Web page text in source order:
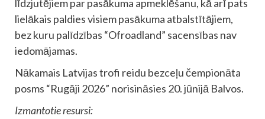
līdzjutējiem par pasākuma apmeklēšanu, kā arī pats
lielākais paldies visiem pasākuma atbalstītājiem,
bez kuru palīdzības “Ofroadland” sacensības nav
iedomājamas.
Nākamais Latvijas trofi reidu bezceļu čempionāta
posms “Rugāji 2026” norisināsies 20. jūnijā Balvos.
Izmantotie resursi: